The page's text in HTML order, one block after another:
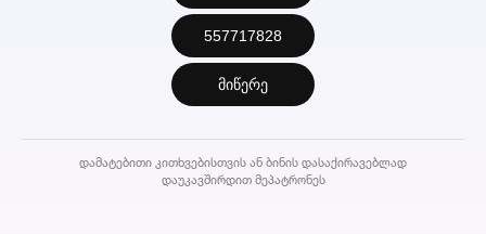
557717828
მიწერე
დამატებითი კითხვებისთვის ან ბინის დასაქირავებლად
დაუკავშირდით მეპატრონეს